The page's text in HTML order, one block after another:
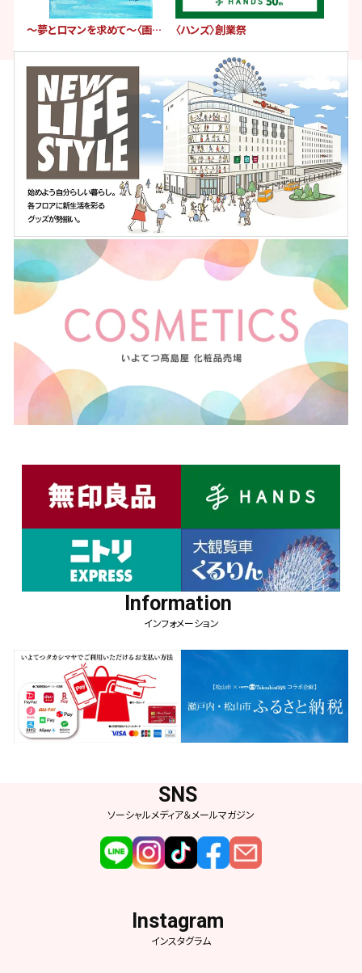
〜夢とロマンを求めて〜〈画業40周年記念〉清水 新也 洋画展 〈ハンズ〉創業祭
インフォメーション
ソーシャルメディア＆メールマガジン
インスタグラム